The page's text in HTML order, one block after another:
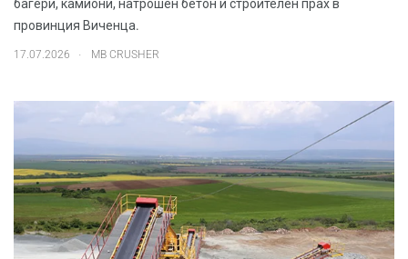
багери, камиони, натрошен бетон и строителен прах в
провинция Виченца.
17.07.2026 . MB CRUSHER